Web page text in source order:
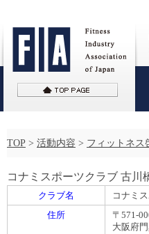
TOP > 活動内容 > フィットネス
コナミスポーツクラブ 古川
クラブ名
コナミ
住所
〒571-
大阪府